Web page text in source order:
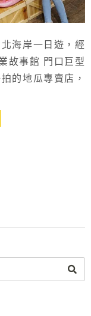
海岸一日遊，經
故事館 門口巨型
的地瓜專賣店，
升級版的打卡牆
性 附近可搭配和